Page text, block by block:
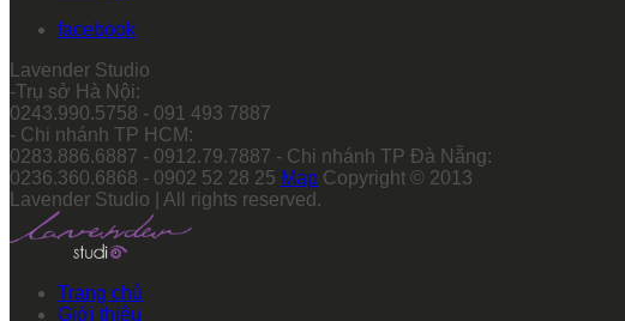
facebook
Lavender Studio
-Trụ sở Hà Nội:
0243.990.5758 - 091 493 7887
- Chi nhánh TP HCM:
0283.886.6887 - 0912.79.7887 - Chi nhánh TP Đà Nẵng:
0236.360.6868 - 0902 52 28 25 Map Copyright © 2013
Lavender Studio | All rights reserved.
Trang chủ
Giới thiệu